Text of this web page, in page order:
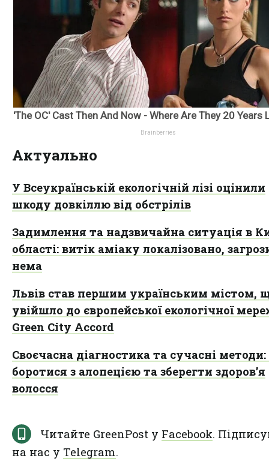
Актуально
У Всеукраїнській екологічній лізі оцінили
шкоду довкіллю від обстрілів
Задимлення та надзвичайна ситуація в
області: витік аміаку локалізовано,
нема
Львів став першим українським містом,
увійшло до європейської екологічної
Green City Accord
Своєчасна діагностика та сучасні
боротися з алопецією та зберегти здоров’я
волосся
Читайте GreenPost у Facebook.
на нас у Telegram.